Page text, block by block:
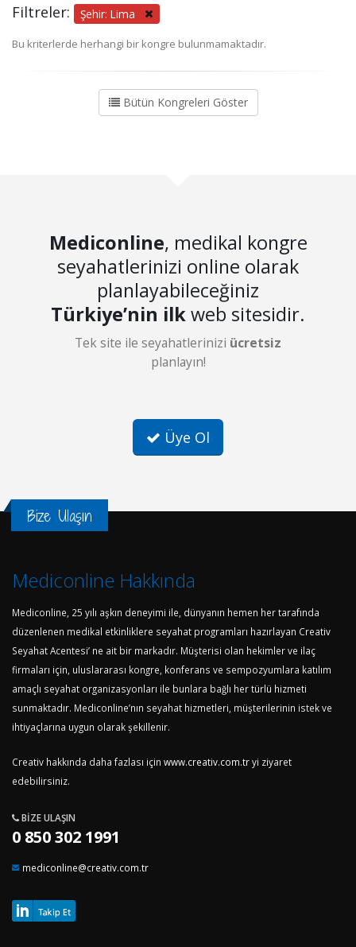
Filtreler: Şehir: Lima
Bu kriterlerde herhangi bir kongre bulunmamaktadır.
Bütün Kongreleri Göster
Mediconline, medikal kongre
seyahatlerinizi online olarak
planlayabileceğiniz
Türkiye’nin ilkweb sitesidir.
Tek site ile seyahatlerinizi ücretsiz
planlayın!
Üye Ol
Bize Ulaşın
Mediconline Hakkında
Mediconline, 25 yılı aşkın deneyimi ile, dünyanın hemen her tarafında
düzenlenen medikal etkinliklere seyahat programları hazırlayan Creativ
Seyahat Acentesi’ ne ait bir markadır. Müşterisi olan hekimler ve ilaç
firmaları için, uluslararası kongre, konferans ve sempozyumlara katılım
amaçlı seyahat organizasyonları ile bunlara bağlı her türlü hizmeti
sunmaktadır. Mediconline’nın seyahat hizmetleri, müşterilerinin istek ve
ihtiyaçlarına uygun olarak şekillenir.
Creativ hakkında daha fazlası için www.creativ.com.tryi ziyaret
edebilirsiniz.
BIZE ULAŞIN
0 850 302 1991
mediconline@creativ.com.tr